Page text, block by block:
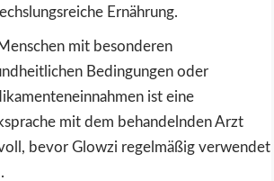
Ernährung.
mit besonderen
Bedingungen oder
ist eine
mit dem behandelnden Arzt
bevor Glowzi regelmäßig verwendet